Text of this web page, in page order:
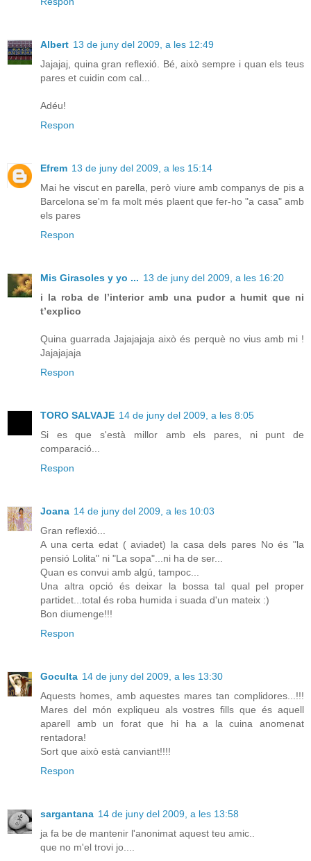
Albert 13 de juny del 2009, a les 12:49
Jajajaj, quina gran reflexió. Bé, això sempre i quan els teus
pares et cuidin com cal...
Adéu!
Respon
Efrem 13 de juny del 2009, a les 15:14
Mai he viscut en parella, però viure amb companys de pis a
Barcelona se'm fa molt més plaent que fer-ho "a casa" amb
els pares
Respon
Mis Girasoles y yo ... 13 de juny del 2009, a les 16:20
i la roba de l’interior amb una pudor a humit que ni
t’explico
Quina guarrada Jajajajaja això és perquè no vius amb mi !
Jajajajaja
Respon
TORO SALVAJE 14 de juny del 2009, a les 8:05
Si es que s'està millor amb els pares, ni punt de
comparació...
Respon
Joana 14 de juny del 2009, a les 10:03
Gran reflexió...
A una certa edat ( aviadet) la casa dels pares No és "la
pensió Lolita" ni "La sopa"...ni ha de ser...
Quan es convui amb algú, tampoc...
Una altra opció és deixar la bossa tal qual pel proper
partidet...total és roba humida i suada d'un mateix :)
Bon diumenge!!!
Respon
Goculta 14 de juny del 2009, a les 13:30
Aquests homes, amb aquestes mares tan complidores...!!!
Mares del món expliqueu als vostres fills que és aquell
aparell amb un forat que hi ha a la cuina anomenat
rentadora!
Sort que això està canviant!!!!
Respon
sargantana 14 de juny del 2009, a les 13:58
ja fa be de mantenir l'anonimat aquest teu amic..
que no m'el trovi jo....